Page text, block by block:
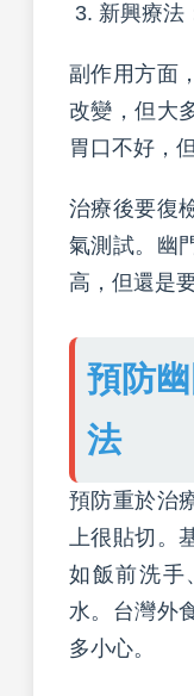
新興療法
副作用方面
改變，但大
胃口不好，
治療後要復
氣測試。幽
高，但還是
預防
法
預防重於治
上很貼切。
如飯前洗手
水。台灣外
多小心。